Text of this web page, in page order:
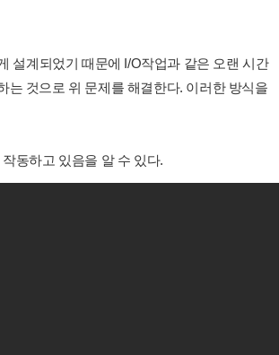
설계되었기 때문에 I/O작업과 같은 오랜 시간
는 것으로 위 문제를 해결한다. 이러한 방식을
동하고 있음을 알 수 있다.